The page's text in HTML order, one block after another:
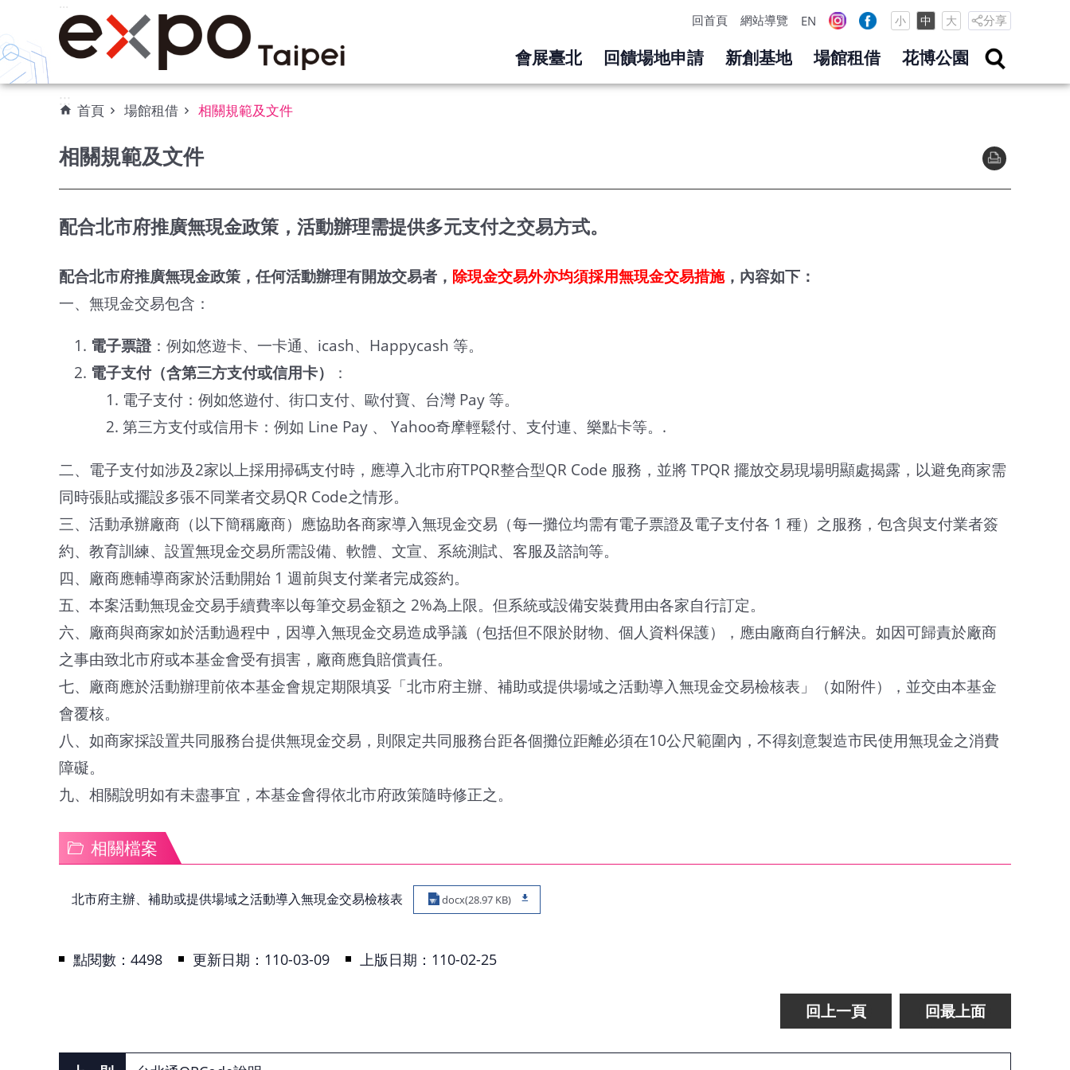
跳到主要內容區塊
:::
回首頁 網站導覽 EN 小 中 大 分享
會展臺北 回饋場地申請 新創基地 場館租借 花博公園
:::
首頁 場館租借 相關規範及文件
相關規範及文件
配合北市府推廣無現金政策，活動辦理需提供多元支付之交易方式。
配合北市府推廣無現金政策，任何活動辦理有開放交易者， 除現金交易外亦均須採用無現金交易措施，內容如下：
一、無現金交易包含：
電子票證：例如悠遊卡、一卡通、icash、Happycash 等。
電子支付（含第三方支付或信用卡）
：
​​電子支付：例如悠遊付、街口支付、歐付寶、台灣 Pay 等。
第三方支付或信用卡：例如 Line Pay 、 Yahoo奇摩輕鬆付、支付連、樂點卡等。.
二、電子支付如涉及2家以上採用掃碼支付時，應導入北市府TPQR整合型QR Code 服務，並將 TPQR 擺放交易現場明顯處揭露，以避免商家需
同時張貼或擺設多張不同業者交易QR Code之情形。
三、活動承辦廠商（以下簡稱廠商）應協助各商家導入無現金交易（每一攤位均需有電子票證及電子支付各 1 種）之服務，包含與支付業者簽
約、教育訓練、設置無現金交易所需設備、軟體、文宣、系統測試、客服及諮詢等。
四、廠商應輔導商家於活動開始 1 週前與支付業者完成簽約。
五、本案活動無現金交易手續費率以每筆交易金額之 2%為上限。但系統或設備安裝費用由各家自行訂定。
六、廠商與商家如於活動過程中，因導入無現金交易造成爭議（包括但不限於財物、個人資料保護），應由廠商自行解決。如因可歸責於廠商
之事由致北市府或本基金會受有損害，廠商應負賠償責任。
七、廠商應於活動辦理前依本基金會規定期限填妥「北市府主辦、補助或提供場域之活動導入無現金交易檢核表」（如附件），並交由本基金
會覆核。
八、如商家採設置共同服務台提供無現金交易，則限定共同服務台距各個攤位距離必須在10公尺範圍內，不得刻意製造市民使用無現金之消費
障礙。
九、相關說明如有未盡事宜，本基金會得依北市府政策隨時修正之。
相關檔案
北市府主辦、補助或提供場域之活動導入無現金交易檢核表 docx(28.97 KB)
點閱數： 4498 更新日期：110-03-09 上版日期：110-02-25
回上一頁 回最上面